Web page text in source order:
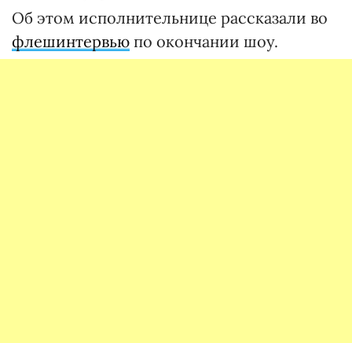
Об этом исполнительнице рассказали во
флешинтервью по окончании шоу.